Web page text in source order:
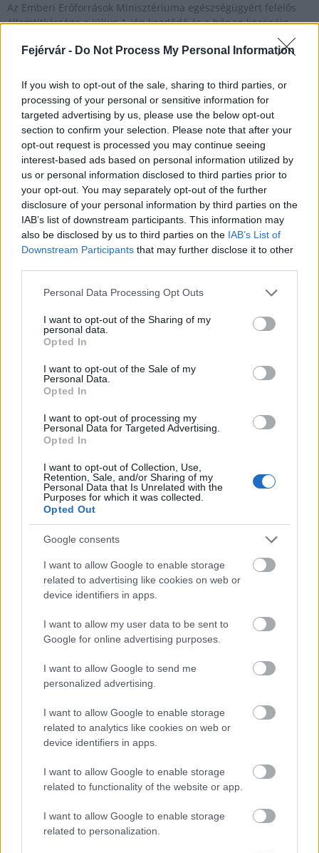
Fejérvár - Do Not Process My Personal Information
If you wish to opt-out of the sale, sharing to third parties, or
processing of your personal or sensitive information for
targeted advertising by us, please use the below opt-out
section to confirm your selection. Please note that after your
opt-out request is processed you may continue seeing
interest-based ads based on personal information utilized by
us or personal information disclosed to third parties prior to
your opt-out. You may separately opt-out of the further
disclosure of your personal information by third parties on the
IAB’s list of downstream participants. This information may
also be disclosed by us to third parties on the IAB’s List of
Downstream Participants that may further disclose it to other
Please note that this website/app uses one or more Google
not limited to your visit or usage behaviour. You may click to
grant or deny consent to Google and its third-party tags to
use your data for below specified purposes in below Google
consent section.
Personal Data Processing Opt Outs
I want to opt-out of the Sharing of my
personal data.
Opted In
I want to opt-out of the Sale of my
Personal Data.
Opted In
I want to opt-out of processing my
Personal Data for Targeted Advertising.
Opted In
I want to opt-out of Collection, Use,
Retention, Sale, and/or Sharing of my
Personal Data that Is Unrelated with the
Purposes for which it was collected.
Opted Out
Google consents
I want to allow Google to enable storage
related to advertising like cookies on web or
device identifiers in apps.
I want to allow my user data to be sent to
Google for online advertising purposes.
I want to allow Google to send me
personalized advertising.
I want to allow Google to enable storage
related to analytics like cookies on web or
device identifiers in apps.
I want to allow Google to enable storage
related to functionality of the website or app.
I want to allow Google to enable storage
related to personalization.
Az Emberi Erőforrások Minisztériuma egészségügyért felelős
államtitkársága a július 1-jén kezdődő és a hónap közepéig
figyelmet a kórházi és egészségügyi ellátással összefüggő
1
HÍRLEVÉL
Név
szabályzatot!
LEGFRISSEBB
Amire többmillióan vártunk: szombattól
másodfokúra csökken a riasztás
Egyetlen, fél évszázados vezetéken múlt
Bicske vízellátása
Helyi hírek
Gyárleállításokkal és átszervezett
termeléssel tehermentesíti a
villamosenergia-rendszert a STRABAG
HIRDETÉS
HIRDETÉS
HIRDETÉS